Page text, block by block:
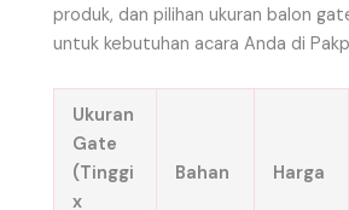
produk, dan pilihan ukuran balon
untuk kebutuhan acara Anda di
Ukuran
Gate
(Tinggi
x
Bahan Harga